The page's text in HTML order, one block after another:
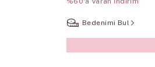
Bedenimi Bul